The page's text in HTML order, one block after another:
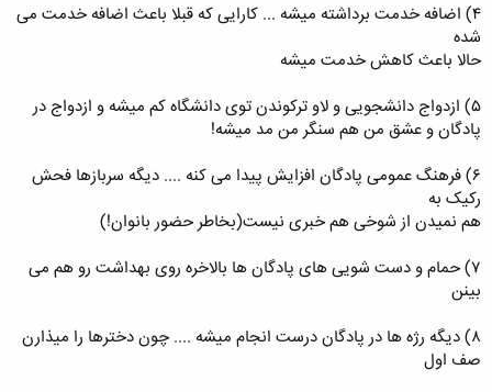
۴) اضافه خدمت برداشته میشه ... کارایی که قبلا باعث اضافه خدمت می
شده
حالا باعث کاهش خدمت میشه
۵) ازدواج دانشجویی و لاو ترکوندن توی دانشگاه کم میشه و ازدواج در
پادگان و عشق من هم سنگر من مد میشه!
۶) فرهنگ عمومی پادگان افزایش پیدا می کنه .... دیگه سربازها فحش
رکیک به
هم نمیدن از شوخی هم خبری نیست(بخاطر حضور بانوان!)
۷) حمام و دست شویی های پادگان ها بالاخره روی بهداشت رو هم می
بینن
۸) دیگه رژه ها در پادگان درست انجام میشه .... چون دخترها را میذارن
صف اول